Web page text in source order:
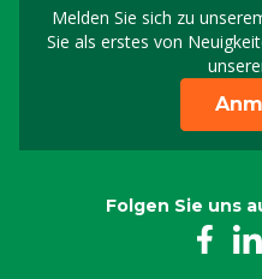
Melden Sie sich zu
Sie als erstes von
Folgen Sie uns